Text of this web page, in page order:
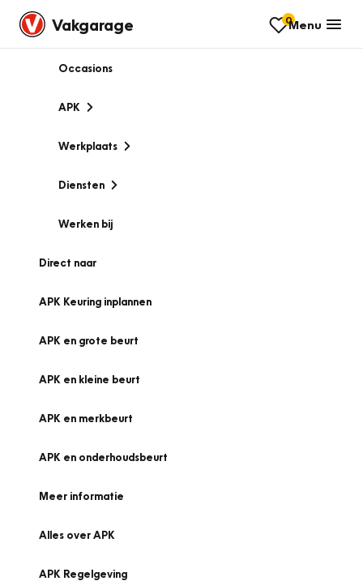
Vakgarage 0Menu
Occasions
APK
Werkplaats
Diensten
Werken bij
Direct naar
APK Keuring inplannen
APK en grote beurt
APK en kleine beurt
APK en merkbeurt
APK en onderhoudsbeurt
Meer informatie
Alles over APK
APK Regelgeving